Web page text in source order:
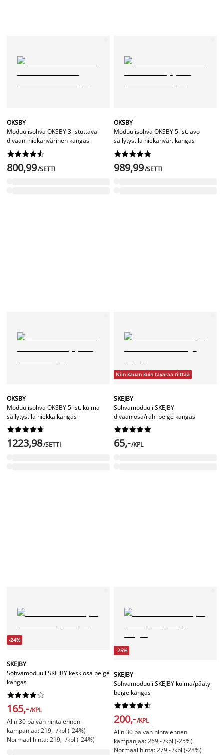
OKSBY
Moduulisohva OKSBY 3-istuttava
divaani hiekanvärinen kangas






800,99/SETTI
OKSBY
Moduulisohva OKSBY 5-ist. avo
säilytystila hiekanvär. kangas






989,99/SETTI
OKSBY
Moduulisohva OKSBY 5-ist. kulma
säilytystila hiekka kangas






1223,98/SETTI
Niin kauan kuin tavaraa riittää
SKEJBY
Sohvamoduuli SKEJBY
divaaniosa/rahi beige kangas






65,-/KPL
-24%
SKEJBY
Sohvamoduuli SKEJBY keskiosa beige
kangas






165,-/KPL
Alin 30 päivän hinta ennen
kampanjaa: 219,- /kpl (-24%)
Normaalihinta: 219,- /kpl (-24%)
-25%
SKEJBY
Sohvamoduuli SKEJBY kulma/pääty
beige kangas






200,-/KPL
Alin 30 päivän hinta ennen
kampanjaa: 269,- /kpl (-25%)
Normaalihinta: 279,- /kpl (-28%)